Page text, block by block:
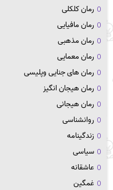
رمان کلکلی
رمان مافیایی
رمان مذهبی
رمان معمایی
رمان های جنایی وپلیسی
رمان هیجان انگیز
رمان هیجانی
روانشناسی
زندگینامه
سیاسی
عاشقانه
غمگین